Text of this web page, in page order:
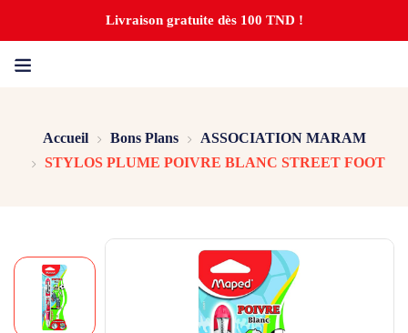
Livraison gratuite dès 100 TND !
Accueil Bons Plans
ASSOCIATION MARAM
STYLOS PLUME POIVRE BLANC STREET FOOT